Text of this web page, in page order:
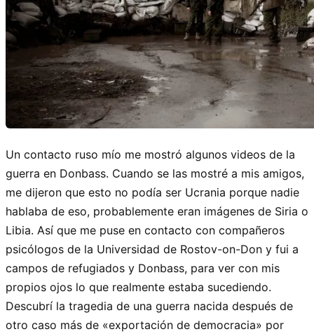
Un contacto ruso mío me mostró algunos videos de la
guerra en Donbass. Cuando se las mostré a mis amigos,
me dijeron que esto no podía ser Ucrania porque nadie
hablaba de eso, probablemente eran imágenes de Siria o
Libia. Así que me puse en contacto con compañeros
psicólogos de la Universidad de Rostov-on-Don y fui a
campos de refugiados y Donbass, para ver con mis
propios ojos lo que realmente estaba sucediendo.
Descubrí la tragedia de una guerra nacida después de
otro caso más de «exportación de democracia» por